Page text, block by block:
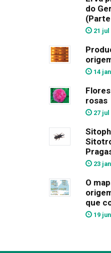
do
21 jul
14 jan
rosas
27 jul
23 jan
O
que
19 jun